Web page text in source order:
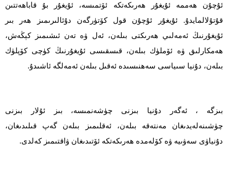
ئۇچۇن ھەممە ئۇيغۇر ھەرىكەتكە ئۆتمىسە، ئۇيغۇر بۇ قاباھەتتىن
قۇتۇلالمايدۇ. ئۇيغۇر ئۇچۇن قول كۆتۈرگەن دۇئالىرىمىز ھەر بىر
ئۇيغۇرنىڭ ئەمەلىي ھەرىكتى بىلەن، ئەل ۋە تەن ئىشىمىز كېڭەش،
ھەمكارلىق ۋە ئۆملۈك بىلەن، قىسقىسى ئۇيغۇرنىڭ كۈچى كۆپلۈك
بىلەن، دۇنيا سىياسى سەھنىسىدە ئەقىل بىلەن ئەمەلگە ئاشىدۇ.
بىزگە ، ئەگەر دۇنيا بىزنى چۈشەنمىسە، بىز ئۇلار بىزنى
چۈشىنەلەيدىغان مەنتەقە بىلەن، ئەقلىمىز بىلەن گەپ قىلىدىغان،
دۇنياۋى سەۋىيە ۋە كۆلەمدە ھەرىكەتكە ئۆتىدىغان ۋاقتىمىز كەلدى.